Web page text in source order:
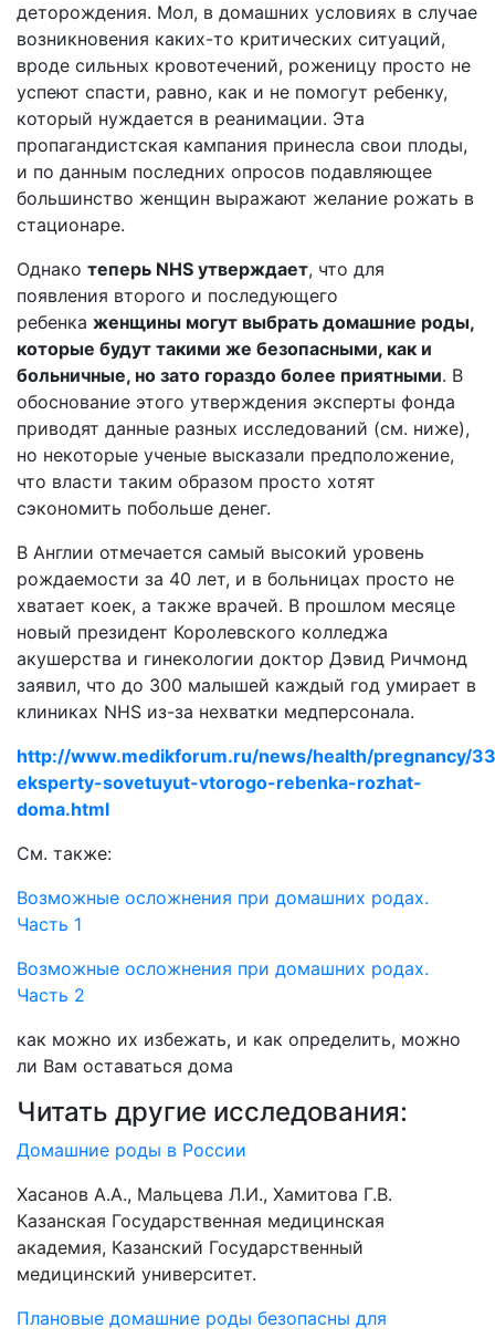
деторождения. Мол, в домашних условиях в случае
возникновения каких-то критических ситуаций,
вроде сильных кровотечений, роженицу просто не
успеют спасти, равно, как и не помогут ребенку,
который нуждается в реанимации. Эта
пропагандистская кампания принесла свои плоды,
и по данным последних опросов подавляющее
большинство женщин выражают желание рожать в
стационаре.
Однако теперь NHS утверждает, что для
появления второго и последующего
ребенка женщины могут выбрать домашние роды,
которые будут такими же безопасными, как и
больничные, но зато гораздо более приятными. В
обоснование этого утверждения эксперты фонда
приводят данные разных исследований (см. ниже),
но некоторые ученые высказали предположение,
что власти таким образом просто хотят
сэкономить побольше денег.
В Англии отмечается самый высокий уровень
рождаемости за 40 лет, и в больницах просто не
хватает коек, а также врачей. В прошлом месяце
новый президент Королевского колледжа
акушерства и гинекологии доктор Дэвид Ричмонд
заявил, что до 300 малышей каждый год умирает в
клиниках NHS из-за нехватки медперсонала.
http://www.medikforum.ru/news/health/pregnancy/
eksperty-sovetuyut-vtorogo-rebenka-rozhat-
doma.html
См. также:
Возможные осложнения при домашних родах.
Часть 1
Возможные осложнения при домашних родах.
Часть 2
как можно их избежать, и как определить, можно
ли Вам оставаться дома
Читать другие исследования:
Домашние роды в России
Хасанов А.А., Мальцева Л.И., Хамитова Г.В.
Казанская Государственная медицинская
академия, Казанский Государственный
медицинский университет.
Плановые домашние роды безопасны для